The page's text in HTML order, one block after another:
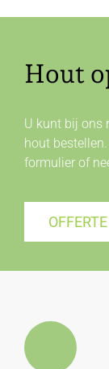
Hout
U kunt bij ons
hout
formulier of